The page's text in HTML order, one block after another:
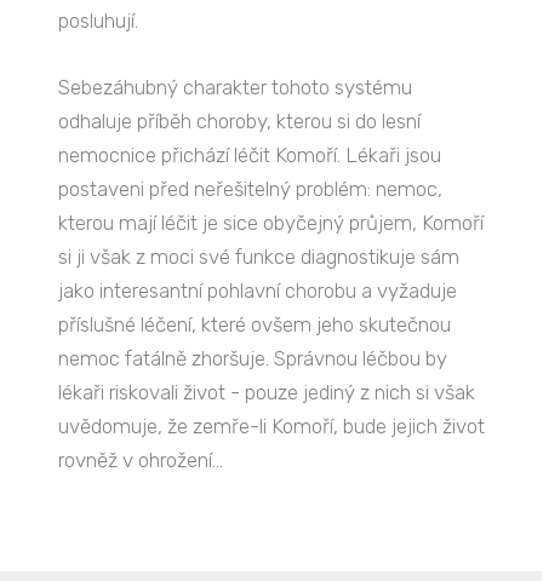
posluhují.
Sebezáhubný charakter tohoto systému
odhaluje příběh choroby, kterou si do lesní
nemocnice přichází léčit Komoří. Lékaři jsou
postaveni před neřešitelný problém: nemoc,
kterou mají léčit je sice obyčejný průjem, Komoří
si ji však z moci své funkce diagnostikuje sám
jako interesantní pohlavní chorobu a vyžaduje
příslušné léčení, které ovšem jeho skutečnou
nemoc fatálně zhoršuje. Správnou léčbou by
lékaři riskovali život - pouze jediný z nich si však
uvědomuje, že zemře-li Komoří, bude jejich život
rovněž v ohrožení...